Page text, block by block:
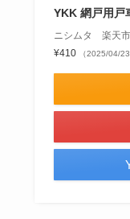
YKK 網戸用戸
ニシムタ 楽天
¥410
（2025/04/